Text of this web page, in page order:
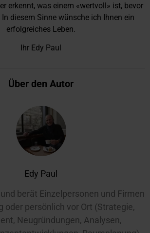
erkennt, was einem «wertvoll» ist, bevor
diesem Sinne wünsche ich Ihnen ein
erfolgreiches Leben.
Ihr Edy Paul
Über den Autor
Edy Paul
berät Einzelpersonen und Firmen
oder persönlich vor Ort (Strategie,
Neugründungen, Analysen,